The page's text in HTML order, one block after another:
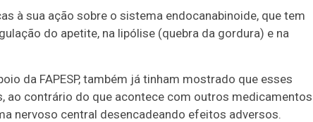
à sua ação sobre o sistema endocanabinoide, que tem
do apetite, na lipólise (quebra da gordura) e na
da FAPESP, também já tinham mostrado que esses
contrário do que acontece com outros medicamentos
nervoso central desencadeando efeitos adversos.